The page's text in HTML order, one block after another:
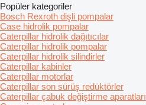
Popüler kategoriler
Bosch Rexroth dişli pompalar
Case hidrolik pompalar
Caterpillar hidrolik dağıtıcılar
Caterpillar hidrolik pompalar
Caterpillar hidrolik silindirler
Caterpillar kabinler
Caterpillar motorlar
Caterpillar son sürüş redüktörler
Caterpillar çabuk değiştirme aparatları